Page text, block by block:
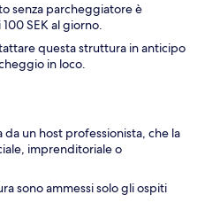
senza parcheggiatore è
SEK al giorno.
questa struttura in anticipo
in loco.
un host professionista, che la
imprenditoriale o
sono ammessi solo gli ospiti